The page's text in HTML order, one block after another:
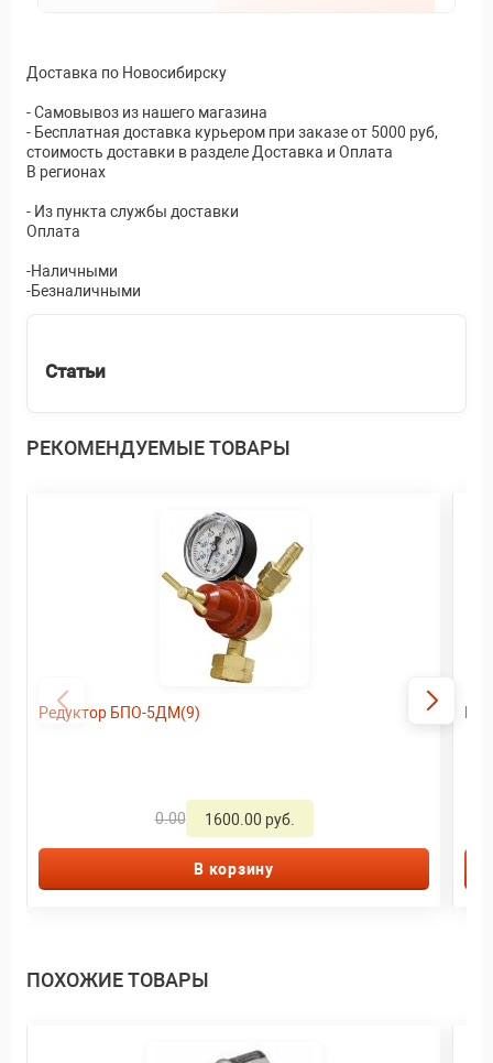
Доставка по Новосибирску
- Самовывоз из нашего магазина
- Бесплатная доставка курьером при заказе от 5000 руб,
стоимость доставки в разделе Доставка и Оплата
В регионах
- Из пункта службы доставки
Оплата
-Наличными
-Безналичными
Статьи
РЕКОМЕНДУЕМЫЕ ТОВАРЫ
Редуктор БПО-5ДМ(9)
0.00 1600.00 руб.
В корзину
ПОХОЖИЕ ТОВАРЫ